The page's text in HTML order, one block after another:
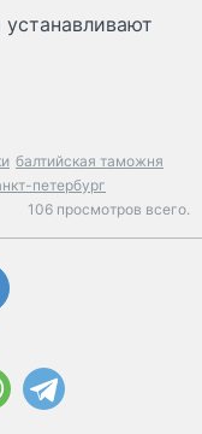
устанавливают
балтийская таможня
петербург
106 просмотров всего.